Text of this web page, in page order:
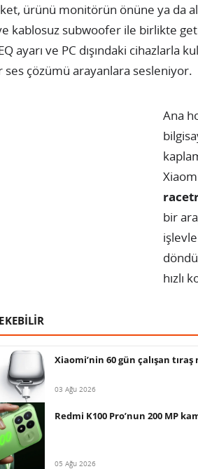
ürünü monitörün önüne ya da
kablosuz subwoofer ile birlikte
ayarı ve PC dışındaki cihazlarla
ses çözümü arayanlara sesleniyor.
Ana
bir
hızlı
Xiaomi’nin 60 gün çalışan
03 Ağu 2026
Redmi K100 Pro’nun 200 MP
05 Ağu 2026